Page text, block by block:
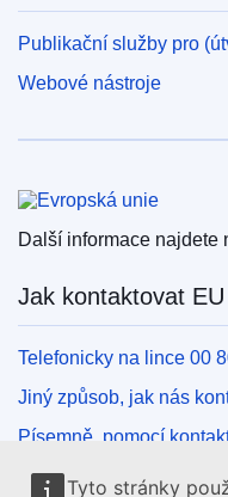
Tyto stránky
Publikační služby pro
Webové nástroje
Další informace najdete
Jak kontaktovat EU
Telefonicky na lince 00
Jiný způsob, jak nás
Písemně, pomocí
Osobně, v kontaktním